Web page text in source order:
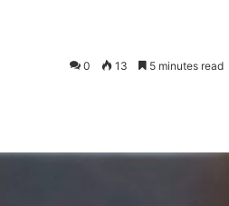
0 13 5 minutes read